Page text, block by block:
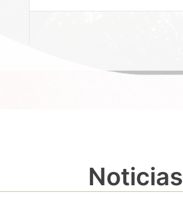
Noticias